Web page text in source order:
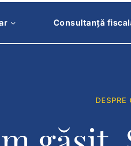
Consultanță
DESPRE